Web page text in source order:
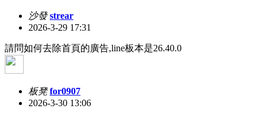
沙發 strear
2026-3-29 17:31
請問如何去除首頁的廣告,line板本是26.40.0
板凳 for0907
2026-3-30 13:06